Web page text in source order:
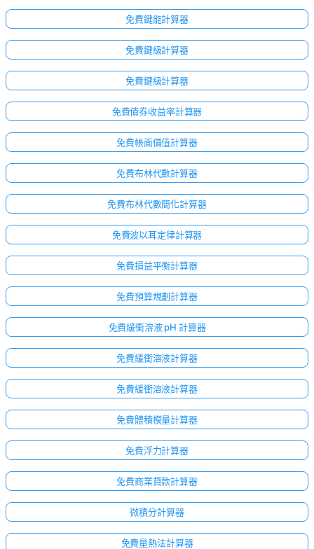
免費鍵能計算器
免費鍵級計算器
免費鍵級計算器
免費債券收益率計算器
免費帳面價值計算器
免費布林代數計算器
免費布林代數簡化計算器
免費波以耳定律計算器
免費損益平衡計算器
免費預算規劃計算器
免費緩衝溶液 pH 計算器
免費緩衝溶液計算器
免費緩衝溶液計算器
免費體積模量計算器
免費浮力計算器
免費商業貸款計算器
微積分計算器
免費量熱法計算器